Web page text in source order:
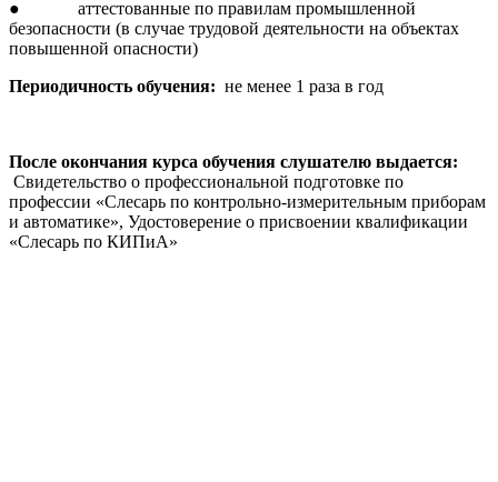
● аттестованные по правилам промышленной
безопасности (в случае трудовой деятельности на объектах
повышенной опасности)
Периодичность обучения: не менее 1 раза в год
После окончания курса обучения слушателю выдается:
Свидетельство о профессиональной подготовке по
профессии «Слесарь по контрольно-измерительным приборам
и автоматике», Удостоверение о присвоении квалификации
«Слесарь по КИПиА»